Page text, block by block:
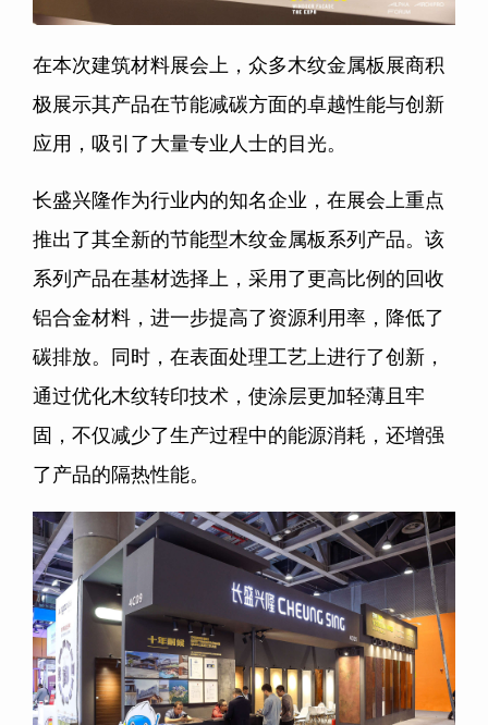
在本次建筑材料展会上，众多木纹金属板展商积
极展示其产品在节能减碳方面的卓越性能与创新
应用，吸引了大量专业人士的目光。
长盛兴隆作为行业内的知名企业，在展会上重点
推出了其全新的节能型木纹金属板系列产品。该
系列产品在基材选择上，采用了更高比例的回收
铝合金材料，进一步提高了资源利用率，降低了
碳排放。同时，在表面处理工艺上进行了创新，
通过优化木纹转印技术，使涂层更加轻薄且牢
固，不仅减少了生产过程中的能源消耗，还增强
了产品的隔热性能。